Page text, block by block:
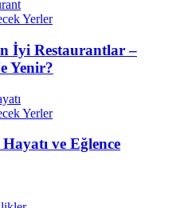
Yerler
İyi Restaurantlar –
Yenir?
Yerler
ve Eğlence